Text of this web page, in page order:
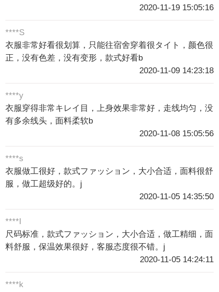
2020-11-19 15:05:16
****S
衣服非常好看很划算，只能往宿舍穿着很タイト，颜色很
正，没有色差，没有变形，款式好看b
2020-11-09 14:23:18
****y
衣服穿得非常キレイ目，上身效果非常好，走线均匀，没
有多余线头，面料柔软b
2020-11-08 15:05:56
****s
衣服做工很好，款式ファッション，大小合适，面料很舒
服，做工超级好的。j
2020-11-05 14:35:50
****I
尺码标准，款式ファッション，大小合适，做工精细，面
料舒服，保温效果很好，客服态度很不错。j
2020-11-05 14:24:11
****k